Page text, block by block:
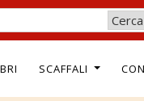
SCAFFALI